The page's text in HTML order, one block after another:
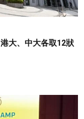
大、中大各取12狀